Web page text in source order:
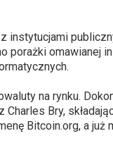
z instytucjami
porażki omawianej
na rynku.
Bry,
Bitcoin.org, a